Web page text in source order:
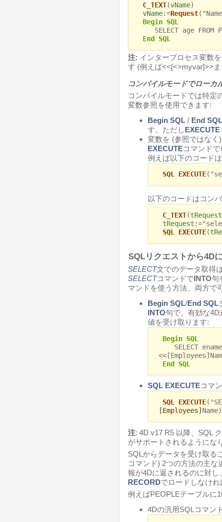
C_TEXT(vName)
vName:=Request
Begin SQL
SELECT age FROM
End SQL
注: インタープロセス変数
す (例えば<<[<>myvar]>>
コンパイルモードでローカ
コンパイルモードでは特定
変数参照を使用できます:
Begin SQL / End SQL
す。ただし
変数を (参照ではな
EXECUTEコマンド
例えば以下のコード
SQL EXECUTE
以下のコードはコン
C_TEXT(tRequest
tRequest
SQL EXECUTE(
SQLリクエストから4D
SELECT文でのデータ取得
SELECTコマンドでINTO句
マンドを使う方法、両方で
Begin SQL/End SQL
INTO句で、有効な
値を受け取ります:
Begin SQL
SELECT ename
End SQL
SQL EXECUTEコマ
SQL EXECUTE
[Employees] Name)
注: 4D v17 R5 以降、SQL
がサポートされるようにな
SQLからデータを受け取る
コマンド) 2つの方法の主
報が4Dに返されるのに対
RECORDでロードしなけ
例えばPEOPLEテーブルに
4Dの汎用SQLコマン